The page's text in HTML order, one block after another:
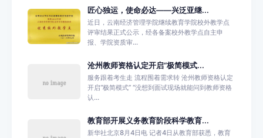
匠心独运，使命必达——兴泛亚继...
近日，云南经济管理学院继续教育学院校外教学点
评审结果正式公示，经各备案校外教学点自主申
报、学院资质审...
沧州教师资格认定开启“极简模式...
服务跟着考生走 流程围着需求转 沧州教师资格认定
开启“极简模式” “没想到面试现场就能问到教师资格
认...
教育部开展义务教育阶段科学教育...
新华社北京8月4日电 记者4日从教育部获悉，教育